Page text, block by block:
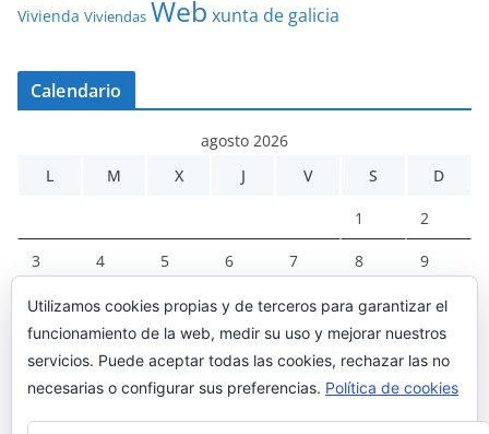
Vivienda Viviendas Web xunta de galicia
Calendario
agosto 2026
L
M X J V S D
1 2
3 4 5 6 7 8 9
10 11 12 13 14 15 16
17 18 19 20 21 22 23
24 25 26 27 28 29 30
Utilizamos cookies propias y de terceros para garantizar el
funcionamiento de la web, medir su uso y mejorar nuestros
servicios. Puede aceptar todas las cookies, rechazar las no
necesarias o configurar sus preferencias. Política de cookies